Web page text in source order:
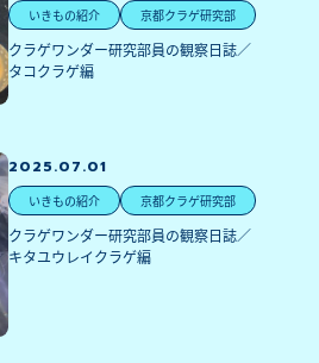
いきもの紹介 京都クラゲ研究部
クラゲワンダー研究部員の観察日誌／
タコクラゲ編
2025.07.01
いきもの紹介 京都クラゲ研究部
クラゲワンダー研究部員の観察日誌／
キタユウレイクラゲ編